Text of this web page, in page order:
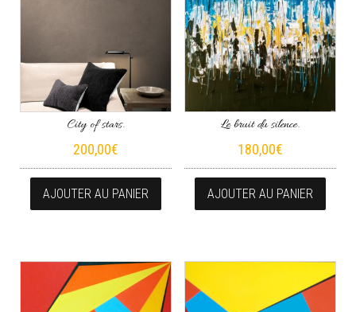
City of stars.
200,00€
AJOUTER AU PANIER
Le bruit du silence.
180,00€
AJOUTER AU PANIER